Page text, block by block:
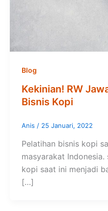
Blog
Kekinian! RW
Bisnis Kopi
Anis / 25 Januari, 2022
Pelatihan bisnis kopi
masyarakat
kopi saat ini menjadi
[…]